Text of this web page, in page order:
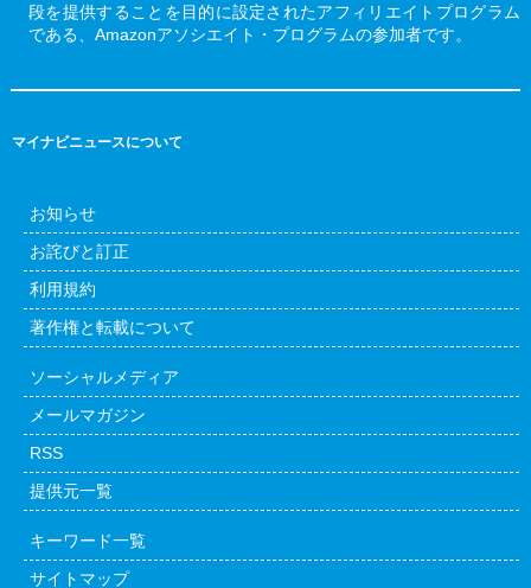
段を提供することを目的に設定されたアフィリエイトプログラム
である、Amazonアソシエイト・プログラムの参加者です。
マイナビニュースについて
お知らせ
お詫びと訂正
利用規約
著作権と転載について
ソーシャルメディア
メールマガジン
RSS
提供元一覧
キーワード一覧
サイトマップ